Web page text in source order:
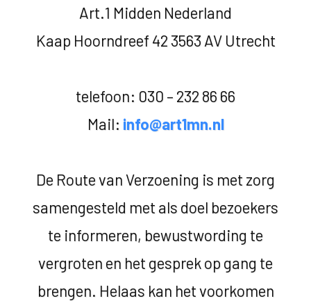
Art.1 Midden Nederland
Kaap Hoorndreef 42 3563 AV Utrecht
telefoon: 030 – 232 86 66
Mail: info@art1mn.nl
De Route van Verzoening is met zorg
samengesteld met als doel bezoekers
te informeren, bewustwording te
vergroten en het gesprek op gang te
brengen. Helaas kan het voorkomen